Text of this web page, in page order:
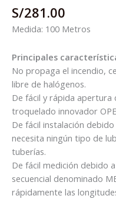
S/281.00
Medida: 100 Metros
Principales
No propaga el incendio,
libre de halógenos.
De fácil y rápida apertura
troquelado innovador
De fácil instalación
necesita ningún tipo de
tuberías.
De fácil medición debido
secuencial denominado
rápidamente las